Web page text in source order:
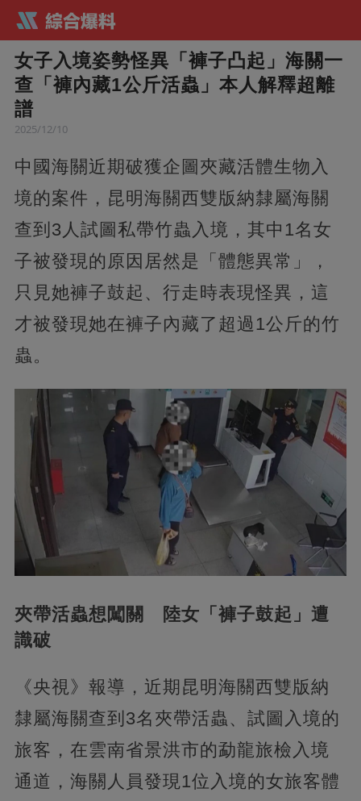
女子入境姿勢怪異「褲子凸起」海關一
查「褲內藏1公斤活蟲」本人解釋超離
譜
2025/12/10
中國海關近期破獲企圖夾藏活體生物入
境的案件，昆明海關西雙版納隸屬海關
查到3人試圖私帶竹蟲入境，其中1名女
子被發現的原因居然是「體態異常」，
只見她褲子鼓起、行走時表現怪異，這
才被發現她在褲子內藏了超過1公斤的竹
蟲。
夾帶活蟲想闖關 陸女「褲子鼓起」遭
識破
《央視》報導，近期昆明海關西雙版納
隸屬海關查到3名夾帶活蟲、試圖入境的
旅客，在雲南省景洪市的勐龍旅檢入境
通道，海關人員發現1位入境的女旅客體